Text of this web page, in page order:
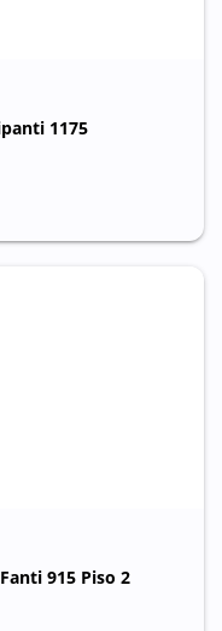
1175
915 Piso 2